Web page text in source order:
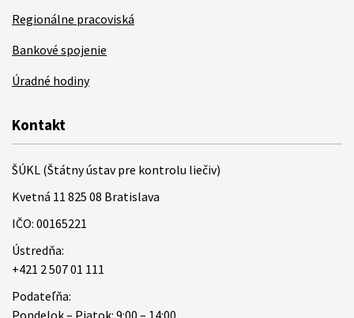
Regionálne pracoviská
Bankové spojenie
Úradné hodiny
Kontakt
ŠÚKL (Štátny ústav pre kontrolu liečiv)
Kvetná 11 825 08 Bratislava
IČO: 00165221
Ústredňa:
+421 2 507 01 111
Podateľňa:
Pondelok – Piatok: 9:00 – 14:00